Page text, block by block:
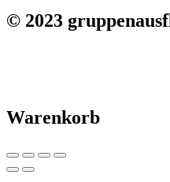
© 2023
Warenkorb